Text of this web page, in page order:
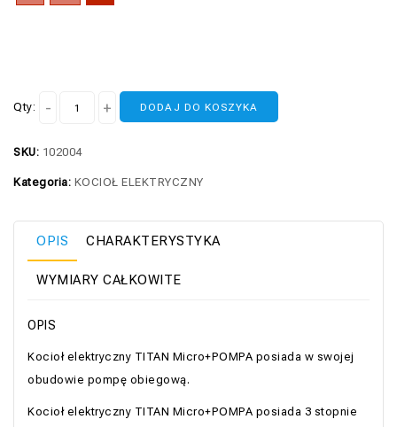
Qty: DODAJ DO KOSZYKA
SKU: 102004
Kategoria: KOCIOŁ ELEKTRYCZNY
OPIS CHARAKTERYSTYKA
WYMIARY CAŁKOWITE
OPIS
Kocioł elektryczny TITAN Micro+POMPA posiada w swojej
obudowie pompę obiegową.
Kocioł elektryczny TITAN Micro+POMPA posiada 3 stopnie